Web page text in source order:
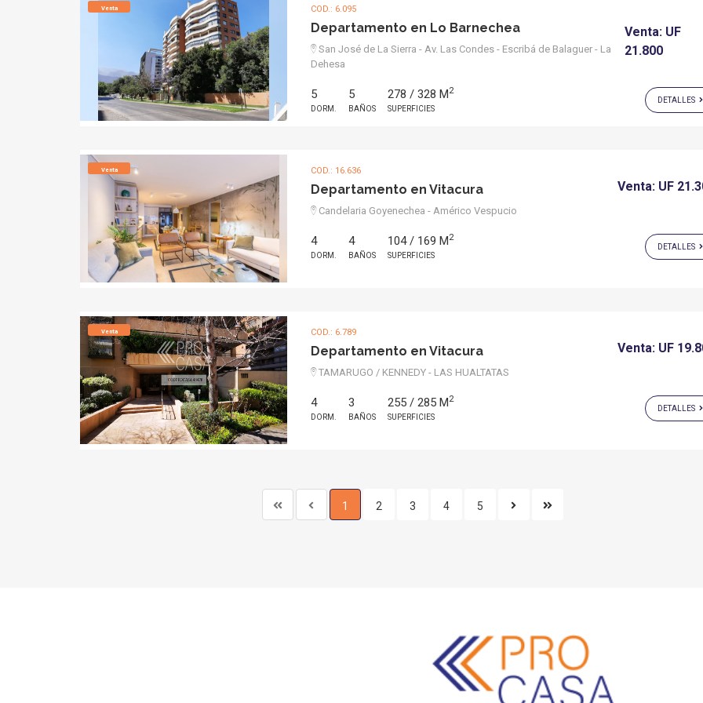
Venta COD.: 6.095
Departamento en Lo Barnechea
San José de La Sierra - Av. Las Condes - Escribá de Balaguer - La
Dehesa
Venta: UF
21.800
5
DORM.
5
BAÑOS
278 / 328 M2
SUPERFICIES
DETALLES
Venta COD.: 16.636
Departamento en Vitacura
Candelaria Goyenechea - Américo Vespucio
Venta: UF
4
DORM.
4
BAÑOS
104 / 169 M2
SUPERFICIES
DETALLES
Venta COD.: 6.789
Departamento en Vitacura
TAMARUGO / KENNEDY - LAS HUALTATAS
Venta: UF
4
DORM.
3
BAÑOS
255 / 285 M2
SUPERFICIES
DETALLES
1 2 3 4 5